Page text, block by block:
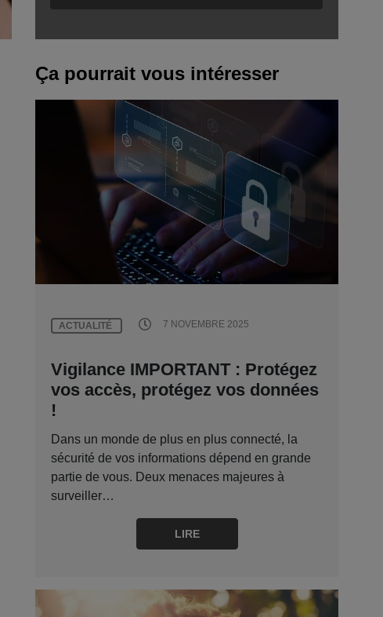
Ça pourrait vous intéresser
ACTUALITÉ 7 NOVEMBRE 2025
Vigilance IMPORTANT : Protégez
vos accès, protégez vos données
!
Dans un monde de plus en plus connecté, la
sécurité de vos informations dépend en grande
partie de vous. Deux menaces majeures à
surveiller…
LIRE